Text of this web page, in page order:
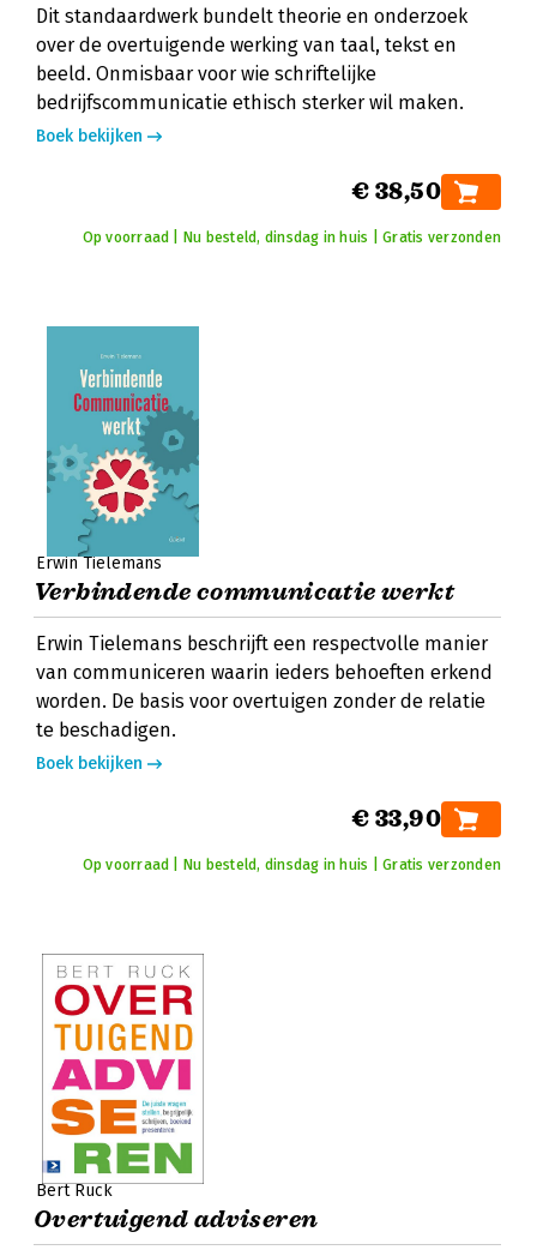
Dit standaardwerk bundelt theorie en onderzoek
over de overtuigende werking van taal, tekst en
beeld. Onmisbaar voor wie schriftelijke
bedrijfscommunicatie ethisch sterker wil maken.
Boek bekijken
€ 38,50
Op voorraad | Nu besteld, dinsdag in huis | Gratis verzonden
Erwin Tielemans
Verbindende communicatie werkt
Erwin Tielemans beschrijft een respectvolle manier
van communiceren waarin ieders behoeften erkend
worden. De basis voor overtuigen zonder de relatie
te beschadigen.
Boek bekijken
€ 33,90
Op voorraad | Nu besteld, dinsdag in huis | Gratis verzonden
Bert Ruck
Overtuigend adviseren